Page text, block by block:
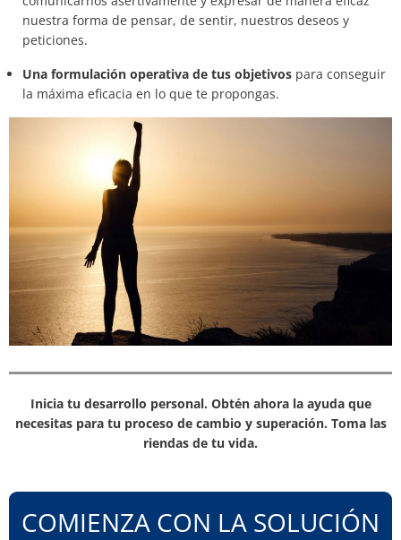
nuestra forma de pensar, de sentir, nuestros deseos y
peticiones.
Una formulación operativa de tus objetivos para conseguir
la máxima eficacia en lo que te propongas.
Inicia tu desarrollo personal. Obtén ahora la ayuda que
necesitas para tu proceso de cambio y superación. Toma las
riendas de tu vida.
COMIENZA CON LA SOLUCIÓN